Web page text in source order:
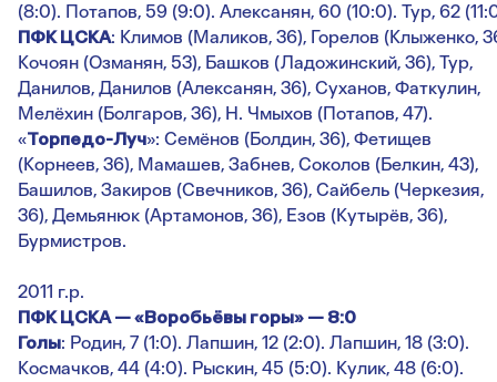
(8:0). Потапов, 59 (9:0). Алексанян, 60 (10:0). Тур, 62
ПФК ЦСКА: Климов (Маликов, 36), Горелов (Клыженко,
Кочоян (Озманян, 53), Башков (Ладожинский, 36), Тур,
Данилов, Данилов (Алексанян, 36), Суханов, Фаткулин,
Мелёхин (Болгаров, 36), Н. Чмыхов (Потапов, 47).
«Торпедо-Луч»: Семёнов (Болдин, 36), Фетищев
(Корнеев, 36), Мамашев, Забнев, Соколов (Белкин, 43),
Башилов, Закиров (Свечников, 36), Сайбель (Черкезия,
36), Демьянюк (Артамонов, 36), Езов (Кутырёв, 36),
Бурмистров.
2011 г.р.
ПФК ЦСКА — «Воробьёвы горы» — 8:0
Голы: Родин, 7 (1:0). Лапшин, 12 (2:0). Лапшин, 18 (3:0).
Космачков, 44 (4:0). Рыскин, 45 (5:0). Кулик, 48 (6:0).